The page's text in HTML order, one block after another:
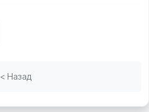
< Назад